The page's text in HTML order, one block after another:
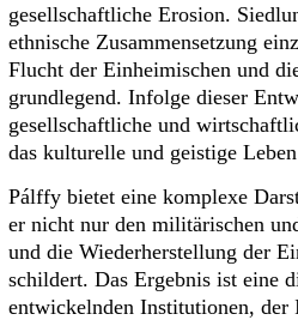
gesellschaftliche Erosion.
ethnische Zusammensetzung
Flucht der Einheimischen und
grundlegend. Infolge dieser
gesellschaftliche und
das kulturelle und geistige
Pálffy bietet eine komplexe
er nicht nur den militärischen
und die Wiederherstellung der
schildert. Das Ergebnis ist eine
entwickelnden Institutionen,